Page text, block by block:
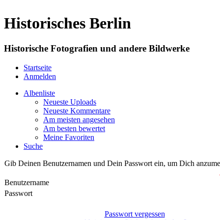
Historisches Berlin
Historische Fotografien und andere Bildwerke
Startseite
Anmelden
Albenliste
Neueste Uploads
Neueste Kommentare
Am meisten angesehen
Am besten bewertet
Meine Favoriten
Suche
Gib Deinen Benutzernamen und Dein Passwort ein, um Dich
Benutzername
Passwort
Passwort vergessen